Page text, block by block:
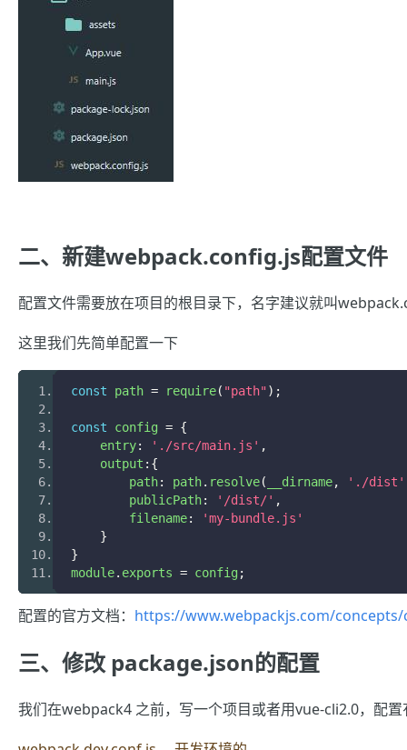
二、新建webpack.config.js配置文件
配置文件需要放在项目的根目录下，名字建议就叫
这里我们先简单配置一下
const path = require( "path");
const config = {
    entry
: './src/main.js' ,
    output
:{
        path
: path. resolve( __dirname, './dist'
        publicPath
: '/dist/' ,
        filename
:
'my-bundle.js'
}
}
module. exports = config ;
配置的官方文档： https://www.webpackjs.com/
三、修改 package.json的配置
我们在webpack4 之前，写一个项目或者用vue-cli2.0，配